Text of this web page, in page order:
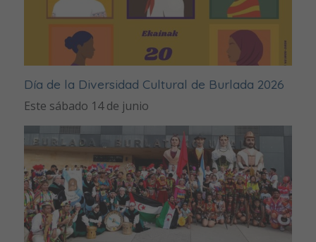
Día de la Diversidad Cultural de Burlada 2026
Este sábado 14 de junio